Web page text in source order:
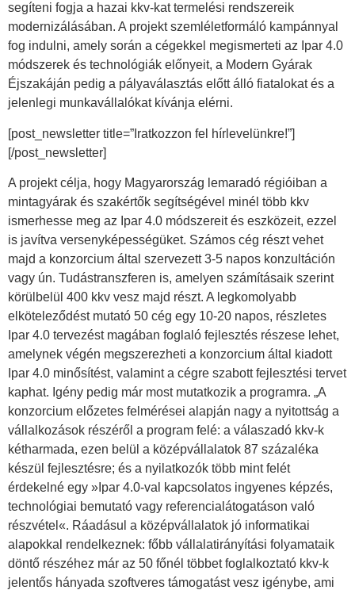
segíteni fogja a hazai kkv-kat termelési rendszereik
modernizálásában. A projekt szemléletformáló kampánnyal
fog indulni, amely során a cégekkel megismerteti az Ipar 4.0
módszerek és technológiák előnyeit, a Modern Gyárak
Éjszakáján pedig a pályaválasztás előtt álló fiatalokat és a
jelenlegi munkavállalókat kívánja elérni.
[post_newsletter title=”Iratkozzon fel hírlevelünkre!”]
[/post_newsletter]
A projekt célja, hogy Magyarország lemaradó régióiban a
mintagyárak és szakértők segítségével minél több kkv
ismerhesse meg az Ipar 4.0 módszereit és eszközeit, ezzel
is javítva versenyképességüket. Számos cég részt vehet
majd a konzorcium által szervezett 3-5 napos konzultáción
vagy ún. Tudástranszferen is, amelyen számításaik szerint
körülbelül 400 kkv vesz majd részt. A legkomolyabb
elköteleződést mutató 50 cég egy 10-20 napos, részletes
Ipar 4.0 tervezést magában foglaló fejlesztés részese lehet,
amelynek végén megszerezheti a konzorcium által kiadott
Ipar 4.0 minősítést, valamint a cégre szabott fejlesztési tervet
kaphat. Igény pedig már most mutatkozik a programra. „A
konzorcium előzetes felmérései alapján nagy a nyitottság a
vállalkozások részéről a program felé: a válaszadó kkv-k
kétharmada, ezen belül a középvállalatok 87 százaléka
készül fejlesztésre; és a nyilatkozók több mint felét
érdekelné egy »Ipar 4.0-val kapcsolatos ingyenes képzés,
technológiai bemutató vagy referencialátogatáson való
részvétel«. Ráadásul a középvállalatok jó informatikai
alapokkal rendelkeznek: főbb vállalatirányítási folyamataik
döntő részéhez már az 50 főnél többet foglalkoztató kkv-k
jelentős hányada szoftveres támogatást vesz igénybe, ami